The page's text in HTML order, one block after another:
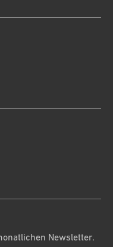
Newsletter.